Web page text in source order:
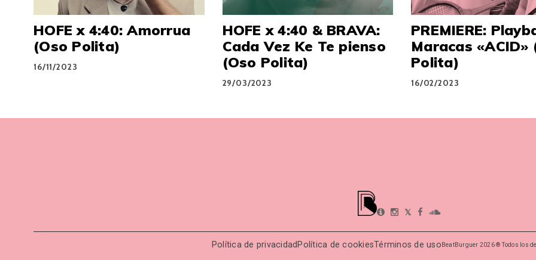
HOFE x 4:40: Amorrua
(Oso Polita)
16/11/2023
HOFE x 4:40 & BRAVA:
Cada Vez Ke Te pienso
(Oso Polita)
29/03/2023
PREMIERE:
Maracas «ACID»
Polita)
16/02/2023
𝕏
Política de privacidad Política de cookiesTérminos de uso BeatBurguer 2026 ® Todos los